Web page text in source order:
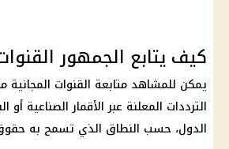
كيف يتابع الجمهور
يمكن للمشاهد متابعة القنوات المجانية
الترددات المعلنة عبر الأقمار الصناعية
الدول، حسب النطاق الذي تسمح به